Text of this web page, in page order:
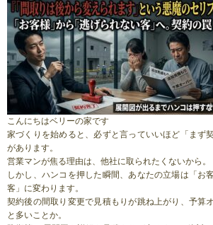
こんにちはベリーの家です
家づくりを始めると、必ずと言っていいほど「まず
があります。
営業マンが焦る理由は、他社に取られたくないから。
しかし、ハンコを押した瞬間、あなたの立場は「お
客」に変わります。
契約後の間取り変更で見積もりが跳ね上がり、予算
と多いことか。